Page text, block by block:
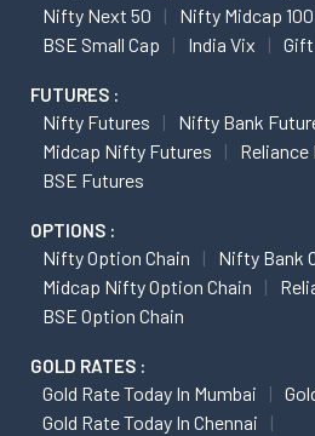
Nifty Next 50
Nifty Midcap 100
BSE Small Cap
India Vix
FUTURES :
Nifty Futures
Nifty Bank
Midcap Nifty Futures
Reliance
BSE Futures
OPTIONS :
Nifty Option Chain
Nifty Bank
Midcap Nifty Option Chain
BSE Option Chain
GOLD RATES :
Gold Rate Today In Mumbai
Gold Rate Today In Chennai